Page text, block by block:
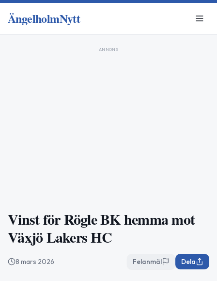
ÄngelholmNytt
ANNONS
Vinst för Rögle BK hemma mot
Växjö Lakers HC
8 mars 2026 Felanmäl Dela